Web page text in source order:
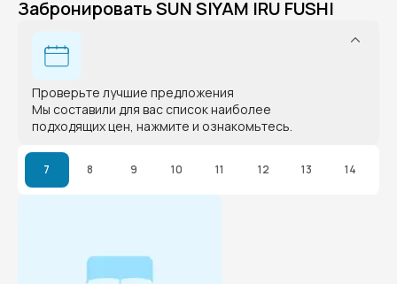
Забронировать SUN SIYAM IRU FUSHI
Проверьте лучшие предложения
Мы составили для вас список наиболее
подходящих цен, нажмите и ознакомьтесь.
7 8 9 10 11 12 13 14